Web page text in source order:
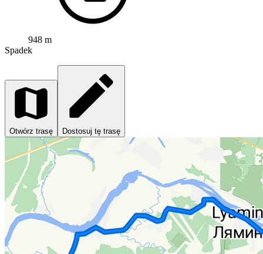
948 m
Spadek
Otwórz trasę Dostosuj tę trasę